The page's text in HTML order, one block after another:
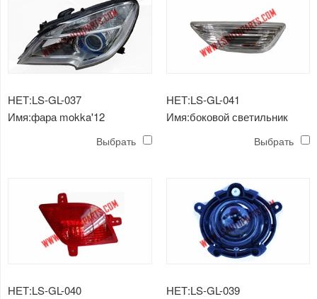
НЕТ:LS-GL-037
Имя:фара mokka'12
Выбрать
НЕТ:LS-GL-041
Имя:боковой светильник
Выбрать
НЕТ:LS-GL-040
НЕТ:LS-GL-039